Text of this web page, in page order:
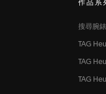
作品系
搜尋腕錶
TAG
TAG
TAG